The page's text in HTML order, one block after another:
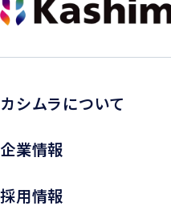
カシムラについて
企業情報
採用情報